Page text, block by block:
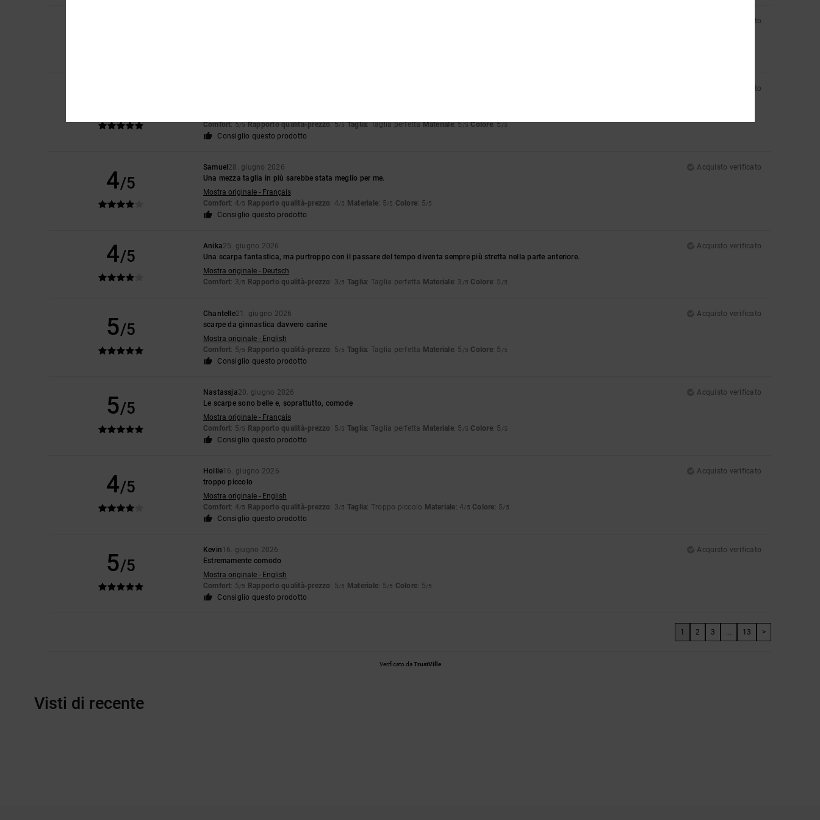
Acquisto verificato
Acquisto verificato
Comfort: 5/5 Rapporto qualità-prezzo: 5/5 Taglia: Taglia perfettaMateriale: 5/5 Colore: 5/5
Consiglio questo prodotto
4/5
Samuel 28. giugno 2026
Acquisto verificato
Una mezza taglia in più sarebbe stata meglio per me.
Mostra originale - Français
Comfort: 4/5 Rapporto qualità-prezzo: 4/5 Materiale: 5/5 Colore: 5/5
Consiglio questo prodotto
4/5
Anika25. giugno 2026
Acquisto verificato
Una scarpa fantastica, ma purtroppo con il passare del tempo diventa sempre più stretta nella parte anteriore.
Mostra originale - Deutsch
Comfort: 3/5 Rapporto qualità-prezzo: 3/5 Taglia: Taglia perfetta Materiale: 3 /5 Colore: 5 /5
5/5
Chantelle21. giugno 2026
Acquisto verificato
scarpe da ginnastica davvero carine
Mostra originale - English
Comfort: 5/5 Rapporto qualità-prezzo: 5/5 Taglia: Taglia perfetta Materiale: 5 /5 Colore: 5 /5
Consiglio questo prodotto
5/5
Nastassja20. giugno 2026
Acquisto verificato
Le scarpe sono belle e, soprattutto, comode
Mostra originale - Français
Comfort: 5/5 Rapporto qualità-prezzo: 5/5 Taglia: Taglia perfetta Materiale: 5 /5 Colore: 5 /5
Consiglio questo prodotto
4/5
Hollie16. giugno 2026
Acquisto verificato
troppo piccolo
Mostra originale - English
Comfort: 4/5 Rapporto qualità-prezzo: 3/5 Taglia: Troppo piccolo Materiale: 4/5 Colore: 5/5
Consiglio questo prodotto
5/5
Kevin16. giugno 2026
Acquisto verificato
Estremamente comodo
Mostra originale - English
Comfort: 5/5 Rapporto qualità-prezzo: 5/5 Materiale: 5/5 Colore: 5/5
Consiglio questo prodotto
1 2 3 ... 13 >
Verificato daTrustVille
Visti di recente